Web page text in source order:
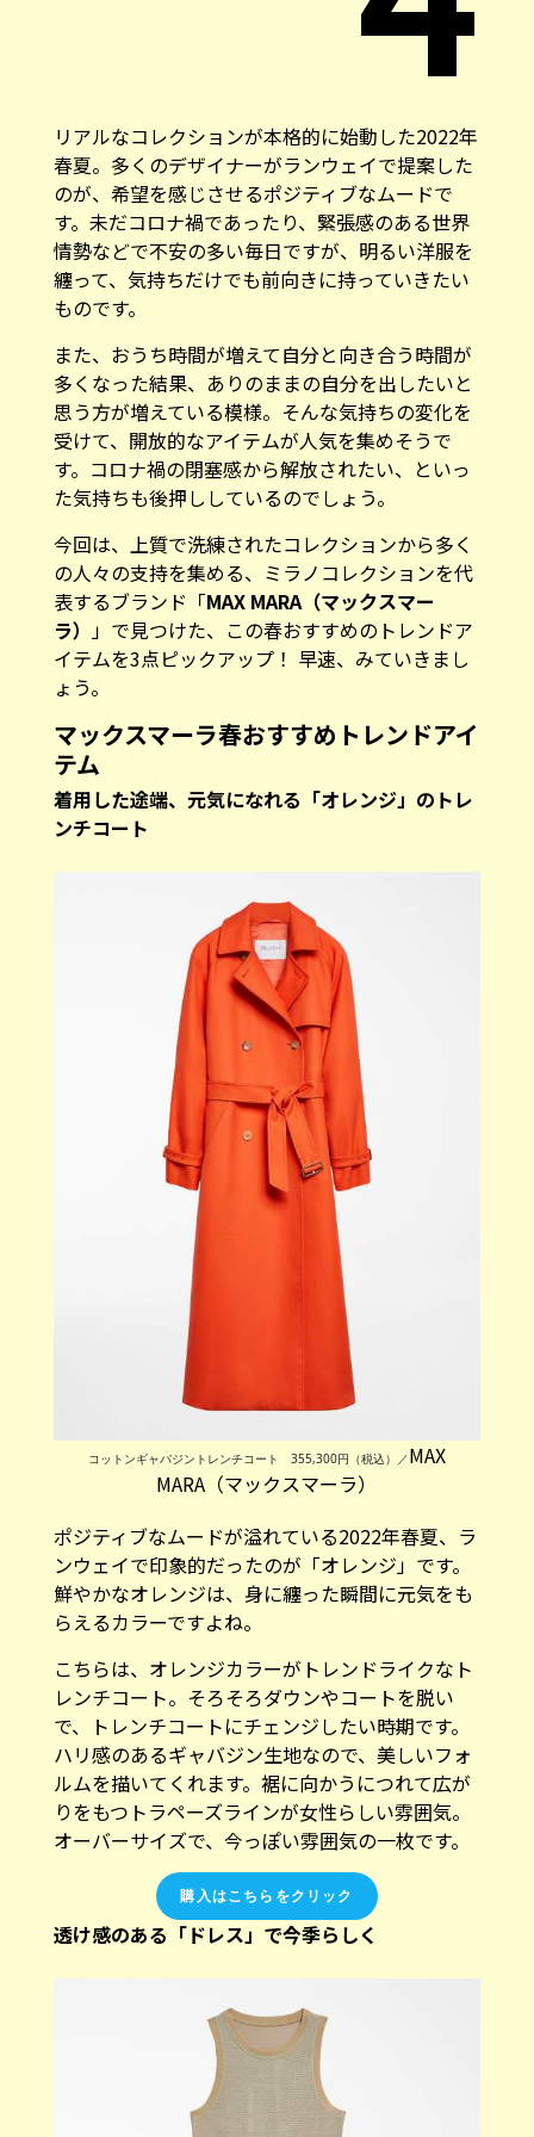
リアルなコレクションが本格的に始動した2022年
春夏。多くのデザイナーがランウェイで提案した
のが、希望を感じさせるポジティブなムードで
す。未だコロナ禍であったり、緊張感のある世界
情勢などで不安の多い毎日ですが、明るい洋服を
纏って、気持ちだけでも前向きに持っていきたい
ものです。
また、おうち時間が増えて自分と向き合う時間が
多くなった結果、ありのままの自分を出したいと
思う方が増えている模様。そんな気持ちの変化を
受けて、開放的なアイテムが人気を集めそうで
す。コロナ禍の閉塞感から解放されたい、といっ
た気持ちも後押ししているのでしょう。
今回は、上質で洗練されたコレクションから多く
の人々の支持を集める、ミラノコレクションを代
表するブランド「MAX MARA（マックスマー
ラ） 」で見つけた、この春おすすめのトレンドア
イテムを3点ピックアップ！ 早速、みていきまし
ょう。
マックスマーラ春おすすめトレンドアイ
テム
着用した途端、元気になれる「オレンジ」のトレ
ンチコート
コットンギャバジントレンチコート 355,300円（税込）／MAX
MARA（マックスマーラ）
ポジティブなムードが溢れている2022年春夏、ラ
ンウェイで印象的だったのが「オレンジ」です。
鮮やかなオレンジは、身に纏った瞬間に元気をも
らえるカラーですよね。
こちらは、オレンジカラーがトレンドライクなト
レンチコート。そろそろダウンやコートを脱い
で、トレンチコートにチェンジしたい時期です。
ハリ感のあるギャバジン生地なので、美しいフォ
ルムを描いてくれます。裾に向かうにつれて広が
りをもつトラペーズラインが女性らしい雰囲気。
オーバーサイズで、今っぽい雰囲気の一枚です。
購入はこちらをクリック
透け感のある「ドレス」で今季らしく